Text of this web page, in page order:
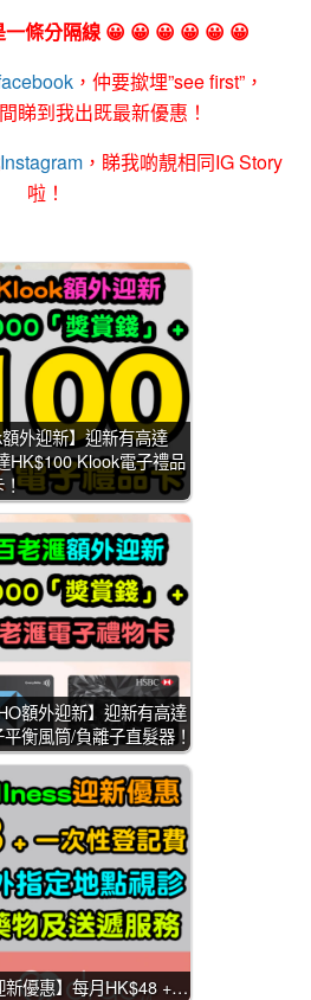
條分隔線 😀 😀 😀 😀 😀 😀
，仲要撳埋”see first”，
睇到我出既最新優惠！
Instagram ，睇我啲靚相同IG Story
啦！
外迎新】迎新有高達
HK$100 Klook電子禮品
！
額外迎新】迎新有高達
衡風筒/負離子直髮器！
新優惠】每月HK$48 +…